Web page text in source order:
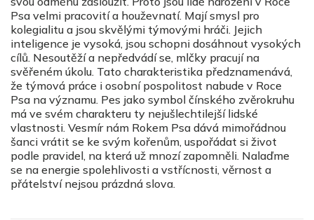
Psa velmi pracovití a houževnatí. Mají smysl pro
kolegialitu a jsou skvělými týmovými hráči. Jejich
inteligence je vysoká, jsou schopni dosáhnout vysokých
cílů. Nesoutěží a nepředvádí se, mlčky pracují na
svěřeném úkolu. Tato charakteristika předznamenává,
že týmová práce i osobní pospolitost nabude v Roce
Psa na významu. Pes jako symbol čínského zvěrokruhu
má ve svém charakteru ty nejušlechtilejší lidské
vlastnosti. Vesmír nám Rokem Psa dává mimořádnou
šanci vrátit se ke svým kořenům, uspořádat si život
podle pravidel, na která už mnozí zapomněli. Nalaďme
se na energie spolehlivosti a vstřícnosti, věrnost a
přátelství nejsou prázdná slova.